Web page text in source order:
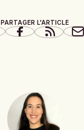
PARTAGER L'ARTICLE